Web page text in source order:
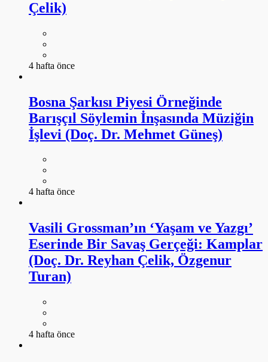
Çelik)
4 hafta önce
Bosna Şarkısı Piyesi Örneğinde
Barışçıl Söylemin İnşasında Müziğin
İşlevi (Doç. Dr. Mehmet Güneş)
4 hafta önce
Vasili Grossman’ın ‘Yaşam ve Yazgı’
Eserinde Bir Savaş Gerçeği: Kamplar
(Doç. Dr. Reyhan Çelik, Özgenur
Turan)
4 hafta önce